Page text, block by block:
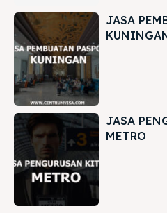
JASA
JASA
METRO